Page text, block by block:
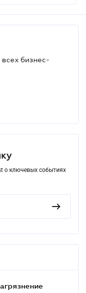
бизнес-
о ключевых событиях